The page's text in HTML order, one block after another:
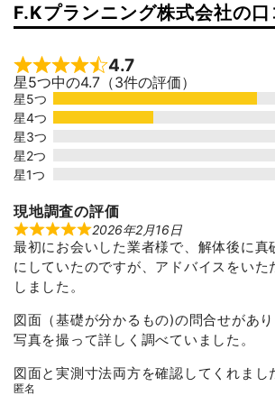
F.Kプランニング株式会社の口
Rated 4.7 out of 5
4.7
星5つ中の4.7（3件の評価）
星5つ
星4つ
星3つ
星2つ
星1つ
現地調査の評価
R
a
t
e
d
5
u
t
o
5
2026年2月16日
最初にお会いした業者様で、解体後に真
にしていたのですが、アドバイスをいた
しました。
図面（基礎が分かるもの)の問合せがあ
写真を撮って詳しく調べていました。
図面と実測寸法両方を確認してくれまし
匿名